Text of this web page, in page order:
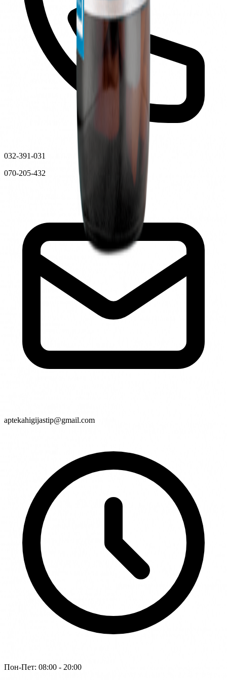
032-391-031
070-205-432
aptekahigijastip@gmail.com
Пон-Пет: 08:00 - 20:00